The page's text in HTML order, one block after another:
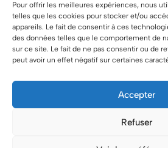
Pour offrir les meilleures expériences, nous
telles que les cookies pour stocker et/ou
appareils. Le fait de consentir à ces
des données telles que le comportement de
sur ce site. Le fait de ne pas consentir ou de
peut avoir un effet négatif sur certaines
Accepter
Refuser
About
À
Nous
Open